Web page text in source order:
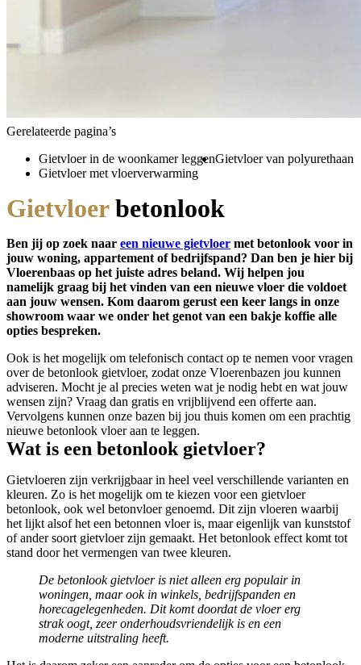
Gerelateerde pagina’s
Gietvloer in de woonkamer leggenGietvloer van polyurethaan
Gietvloer met vloerverwarming
Gietvloerbetonlook
Ben jij op zoek naar een nieuwe gietvloer met betonlook voor in
jouw woning, appartement of bedrijfspand? Dan ben je hier bij
Vloerenbaas op het juiste adres beland. Wij helpen jou
namelijk graag bij het vinden van een nieuwe vloer die voldoet
aan jouw wensen. Kom daarom gerust een keer langs in onze
showroom waar we onder het genot van een bakje koffie alle
opties bespreken.
Ook is het mogelijk om telefonisch contact op te nemen voor vragen
over de betonlook gietvloer, zodat onze Vloerenbazen jou kunnen
adviseren. Mocht je al precies weten wat je nodig hebt en wat jouw
wensen zijn? Vraag dan gratis en vrijblijvend een offerte aan.
Vervolgens kunnen onze bazen bij jou thuis komen om een prachtig
nieuwe betonlook vloer aan te leggen.
Wat is een betonlook gietvloer?
Gietvloeren zijn verkrijgbaar in heel veel verschillende varianten en
kleuren. Zo is het mogelijk om te kiezen voor een gietvloer
betonlook, ook wel betonvloer genoemd. Dit zijn vloeren waarbij
het lijkt alsof het een betonnen vloer is, maar eigenlijk van kunststof
of ander soort gietvloer zijn gemaakt. Het betonlook effect komt tot
stand door het vermengen van twee kleuren.
De betonlook gietvloer is niet alleen erg populair in
woningen, maar ook in winkels, bedrijfspanden en
horecagelegenheden. Dit komt doordat de vloer erg
strak oogt, zeer onderhoudsvriendelijk is en een
moderne uitstraling heeft.